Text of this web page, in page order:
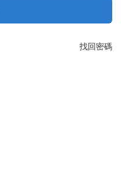
找回密碼